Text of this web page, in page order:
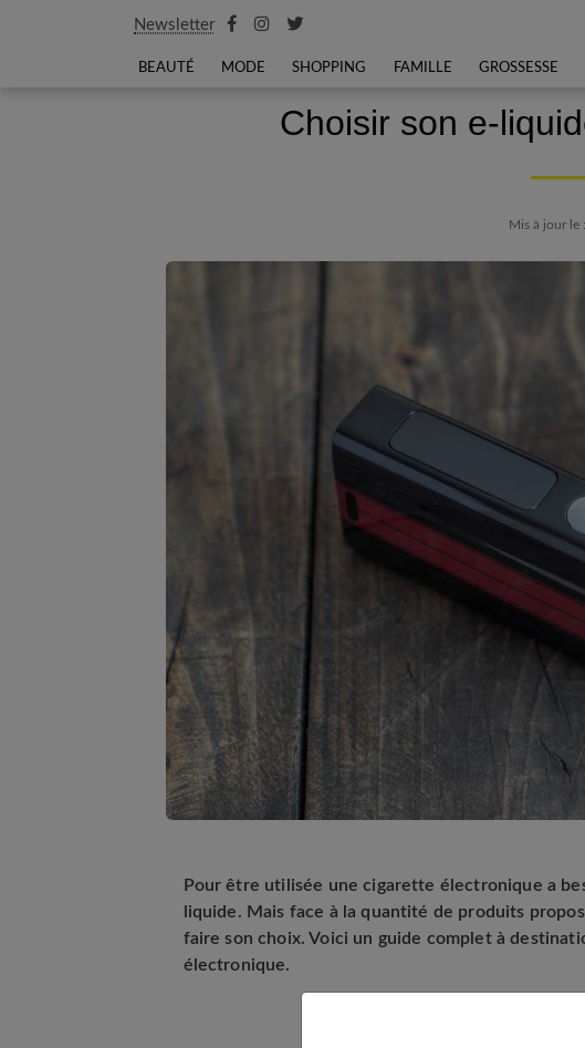
Newsletter
BEAUTÉ MODE SHOPPING FAMILLE GROSSESSE
Choisir son e-
Mis à jour
Pour être utilisée une cigarette électronique a
liquide. Mais face à la quantité de produits
faire son choix. Voici un guide complet à
électronique.